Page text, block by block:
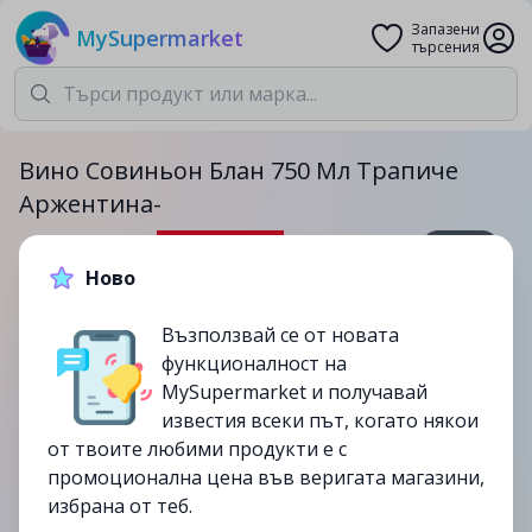
MySupermarket
Запазени
търсения
Вино Совиньон Блан 750 Мл Трапиче
Аржентина-
13.99лв.17.99лв.
-22%
изтекла
Ново
Възползвай се от новата
функционалност на
MySupermarket и получавай
известия всеки път, когато някои
от твоите любими продукти е с
промоционална цена във веригата магазини,
избрана от теб.